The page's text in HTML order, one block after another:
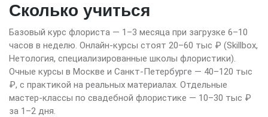
Сколько учиться
Базовый курс флориста — 1–3 месяца при загрузке 6–10
часов в неделю. Онлайн-курсы стоят 20–60 тыс ₽ (Skillbox,
Нетология, специализированные школы флористики).
Очные курсы в Москве и Санкт-Петербурге — 40–120 тыс
₽, с практикой на реальных материалах. Отдельные
мастер-классы по свадебной флористике — 10–30 тыс ₽
за 1–2 дня.